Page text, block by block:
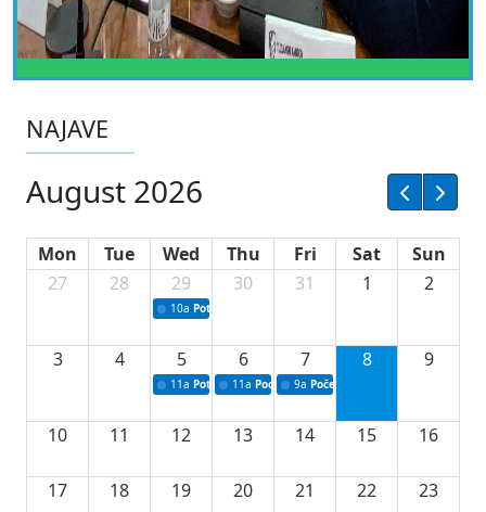
NAJAVE
August 2026
Mon Tue Wed Thu Fri Sat
Sun
27
28 29
10a Potpisivanje ugovora sa neprofitnim
30 31 1 2
3 4 5
11a Potpisivanje ugovora o stipendijama za
6
11a Podrška razvoju vodne infrastrukture u
7
9a Početak izgradnje nove
8 9
10 11 12 13 14 15 16
17 18 19 20 21 22 23